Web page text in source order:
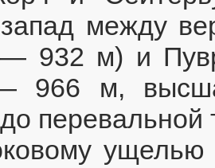
между
932 м) и
966 м,
перевальной